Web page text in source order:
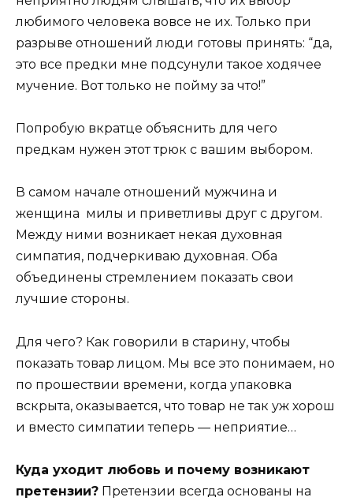
любимого человека вовсе не их. Только при
разрыве отношений люди готовы принять: “да,
это все предки мне подсунули такое ходячее
мучение. Вот только не пойму за что!”
Попробую вкратце объяснить для чего
предкам нужен этот трюк с вашим выбором.
В самом начале отношений мужчина и
женщина милы и приветливы друг с другом.
Между ними возникает некая духовная
симпатия, подчеркиваю духовная. Оба
объединены стремлением показать свои
лучшие стороны.
Для чего? Как говорили в старину, чтобы
показать товар лицом. Мы все это понимаем, но
по прошествии времени, когда упаковка
вскрыта, оказывается, что товар не так уж хорош
и вместо симпатии теперь — неприятие…
Куда уходит любовь и почему возникают
претензии? Претензии всегда основаны на